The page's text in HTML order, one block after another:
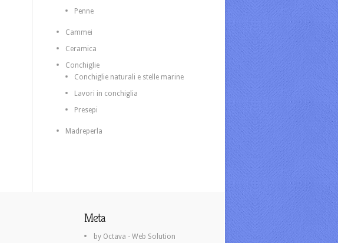
Penne
Cammei
Ceramica
Conchiglie
Conchiglie naturali e stelle marine
Lavori in conchiglia
Presepi
Madreperla
Meta
by Octava - Web Solution